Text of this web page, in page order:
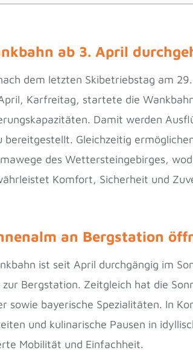
ab 3. April
dem letzten Skibetriebstag am
Karfreitag, startete die
Damit werden
bereitgestellt. Gleichzeitig
des Wettersteingebirges,
Komfort, Sicherheit und
an Bergstation
ist seit April durchgängig im
zur Bergstation. Zeitgleich hat die
sowie bayerische Spezialitäten. In
und kulinarische Pausen in
Mobilität und Einfachheit.